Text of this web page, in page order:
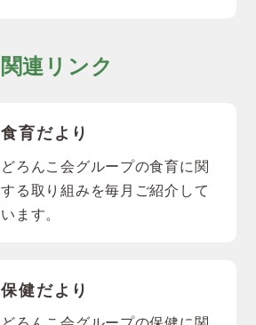
関連リンク
食育だより
どろんこ会グループの食育に関
する取り組みを毎月ご紹介して
います。
保健だより